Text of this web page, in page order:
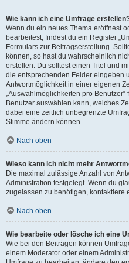
Wie kann ich eine Umfrage
Wenn du ein neues Thema eröffnest
bearbeitest, findest du ein Register
Formulars zur Beitragserstellung.
können, so hast du wahrscheinlich
erstellen. Du solltest einen Titel und
die entsprechenden Felder eingeben
Antwortmöglichkeit in einer eigenen
„Auswahlmöglichkeiten pro
Benutzer auswählen kann, welches
dabei eine zeitlich unbegrenzte
Stimme ändern können.
Nach oben
Wieso kann ich nicht mehr
Die maximal zulässige Anzahl von
Administration festgelegt. Wenn du
zugelassen zu benötigen, kontaktiere
Nach oben
Wie bearbeite oder lösche ich eine
Wie bei den Beiträgen können
einem Moderator oder einem